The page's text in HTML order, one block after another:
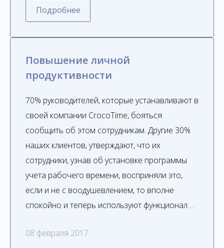
Подробнее
Повышение личной
продуктивности
70% руководителей, которые устанавливают в
своей компании CrocoTime, бояться
сообщить об этом сотрудникам. Другие 30%
наших клиентов, утверждают, что их
сотрудники, узнав об установке программы
учета рабочего времени, восприняли это,
если и не с воодушевлением, то вполне
спокойно и теперь используют функционал…
08 февраля 2017